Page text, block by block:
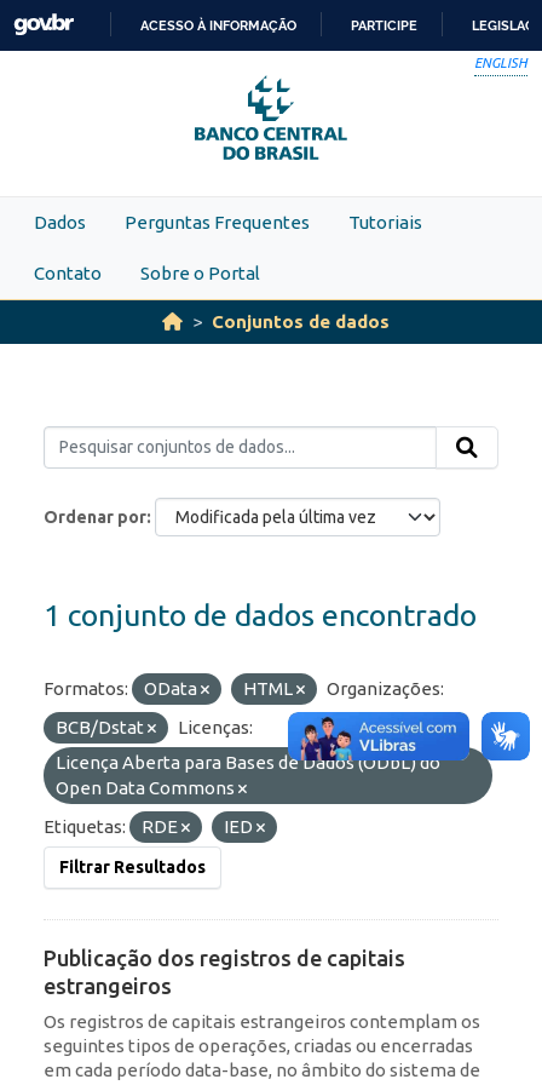
Skip to main content
PARA
O
CONTEÚDO
ACESSO À INFORMAÇÃO PARTICIPE
ENGLISH
Dados Perguntas Frequentes Tutoriais
Contato Sobre o Portal
Conjuntos de dados
Ordenar por
1 conjunto de dados encontrado
Formatos: OData HTML
Organizações:
BCB/Dstat
Licenças:
Licença Aberta para Bases de Dados (ODbL) do
Open Data Commons
Etiquetas:
RDE IED
Filtrar Resultados
Publicação dos registros de capitais
estrangeiros
Os registros de capitais estrangeiros contemplam os
seguintes tipos de operações, criadas ou encerradas
em cada período data-base, no âmbito do sistema de